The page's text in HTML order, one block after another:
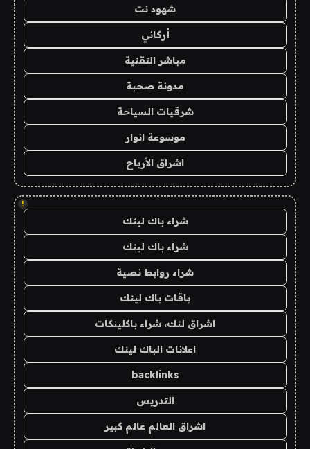
شهود نت
أركاني
مباشر التقنية
مدونة صحبة
شرقيات السياحة
موسوعة انوار
اشراق الأرباح
!
شراء باك لينك
شراء باك لينك
شراء روابط نصية
باقات باك لينك
اشراق لنك، شراء باكلينكات
اعلانات الباك لينك
backlinks
التدريس
اشراق العالم عالم كبير